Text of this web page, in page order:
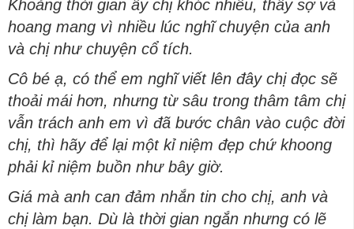
Khoảng thời gian ấy chị khóc nhiều, thấy sợ và
hoang mang vì nhiều lúc nghĩ chuyện của anh
và chị như chuyện cổ tích.
Cô bé ạ, có thể em nghĩ viết lên đây chị đọc sẽ
thoải mái hơn, nhưng từ sâu trong thâm tâm chị
vẫn trách anh em vì đã bước chân vào cuộc đời
chị, thì hãy để lại một kỉ niệm đẹp chứ khoong
phải kỉ niệm buồn như bây giờ.
Giá mà anh can đảm nhắn tin cho chị, anh và
chị làm bạn. Dù là thời gian ngắn nhưng có lẽ